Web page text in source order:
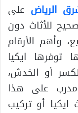
الرياض على
للأثاث دون
وأهم الأرقام
توفرها ايكيا
أو الخدش،
على هذا
أو تركيب